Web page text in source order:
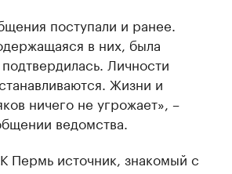
поступали и ранее.
в них, была
Личности
Жизни и
ничего не угрожает», –
ведомства.
Пермь источник, знакомый с